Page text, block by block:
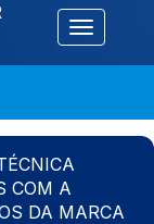
Alternar
COM A
DA MARCA